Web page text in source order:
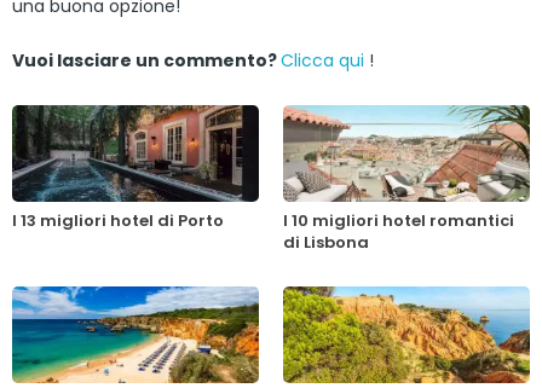
una buona opzione!
Vuoi lasciare un commento?Clicca qui !
I 13 migliori hotel di Porto
I 10 migliori hotel romantici
di Lisbona